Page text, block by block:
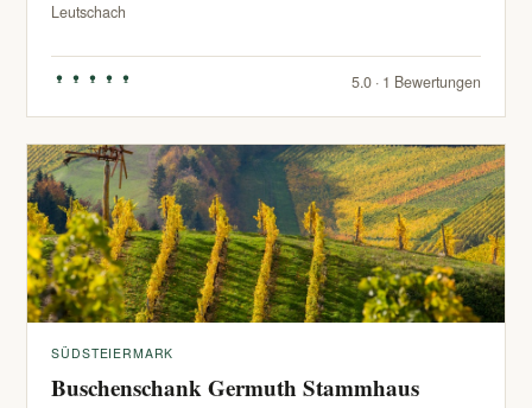
Leutschach
5.0 · 1 Bewertungen
SÜDSTEIERMARK
Buschenschank Germuth Stammhaus